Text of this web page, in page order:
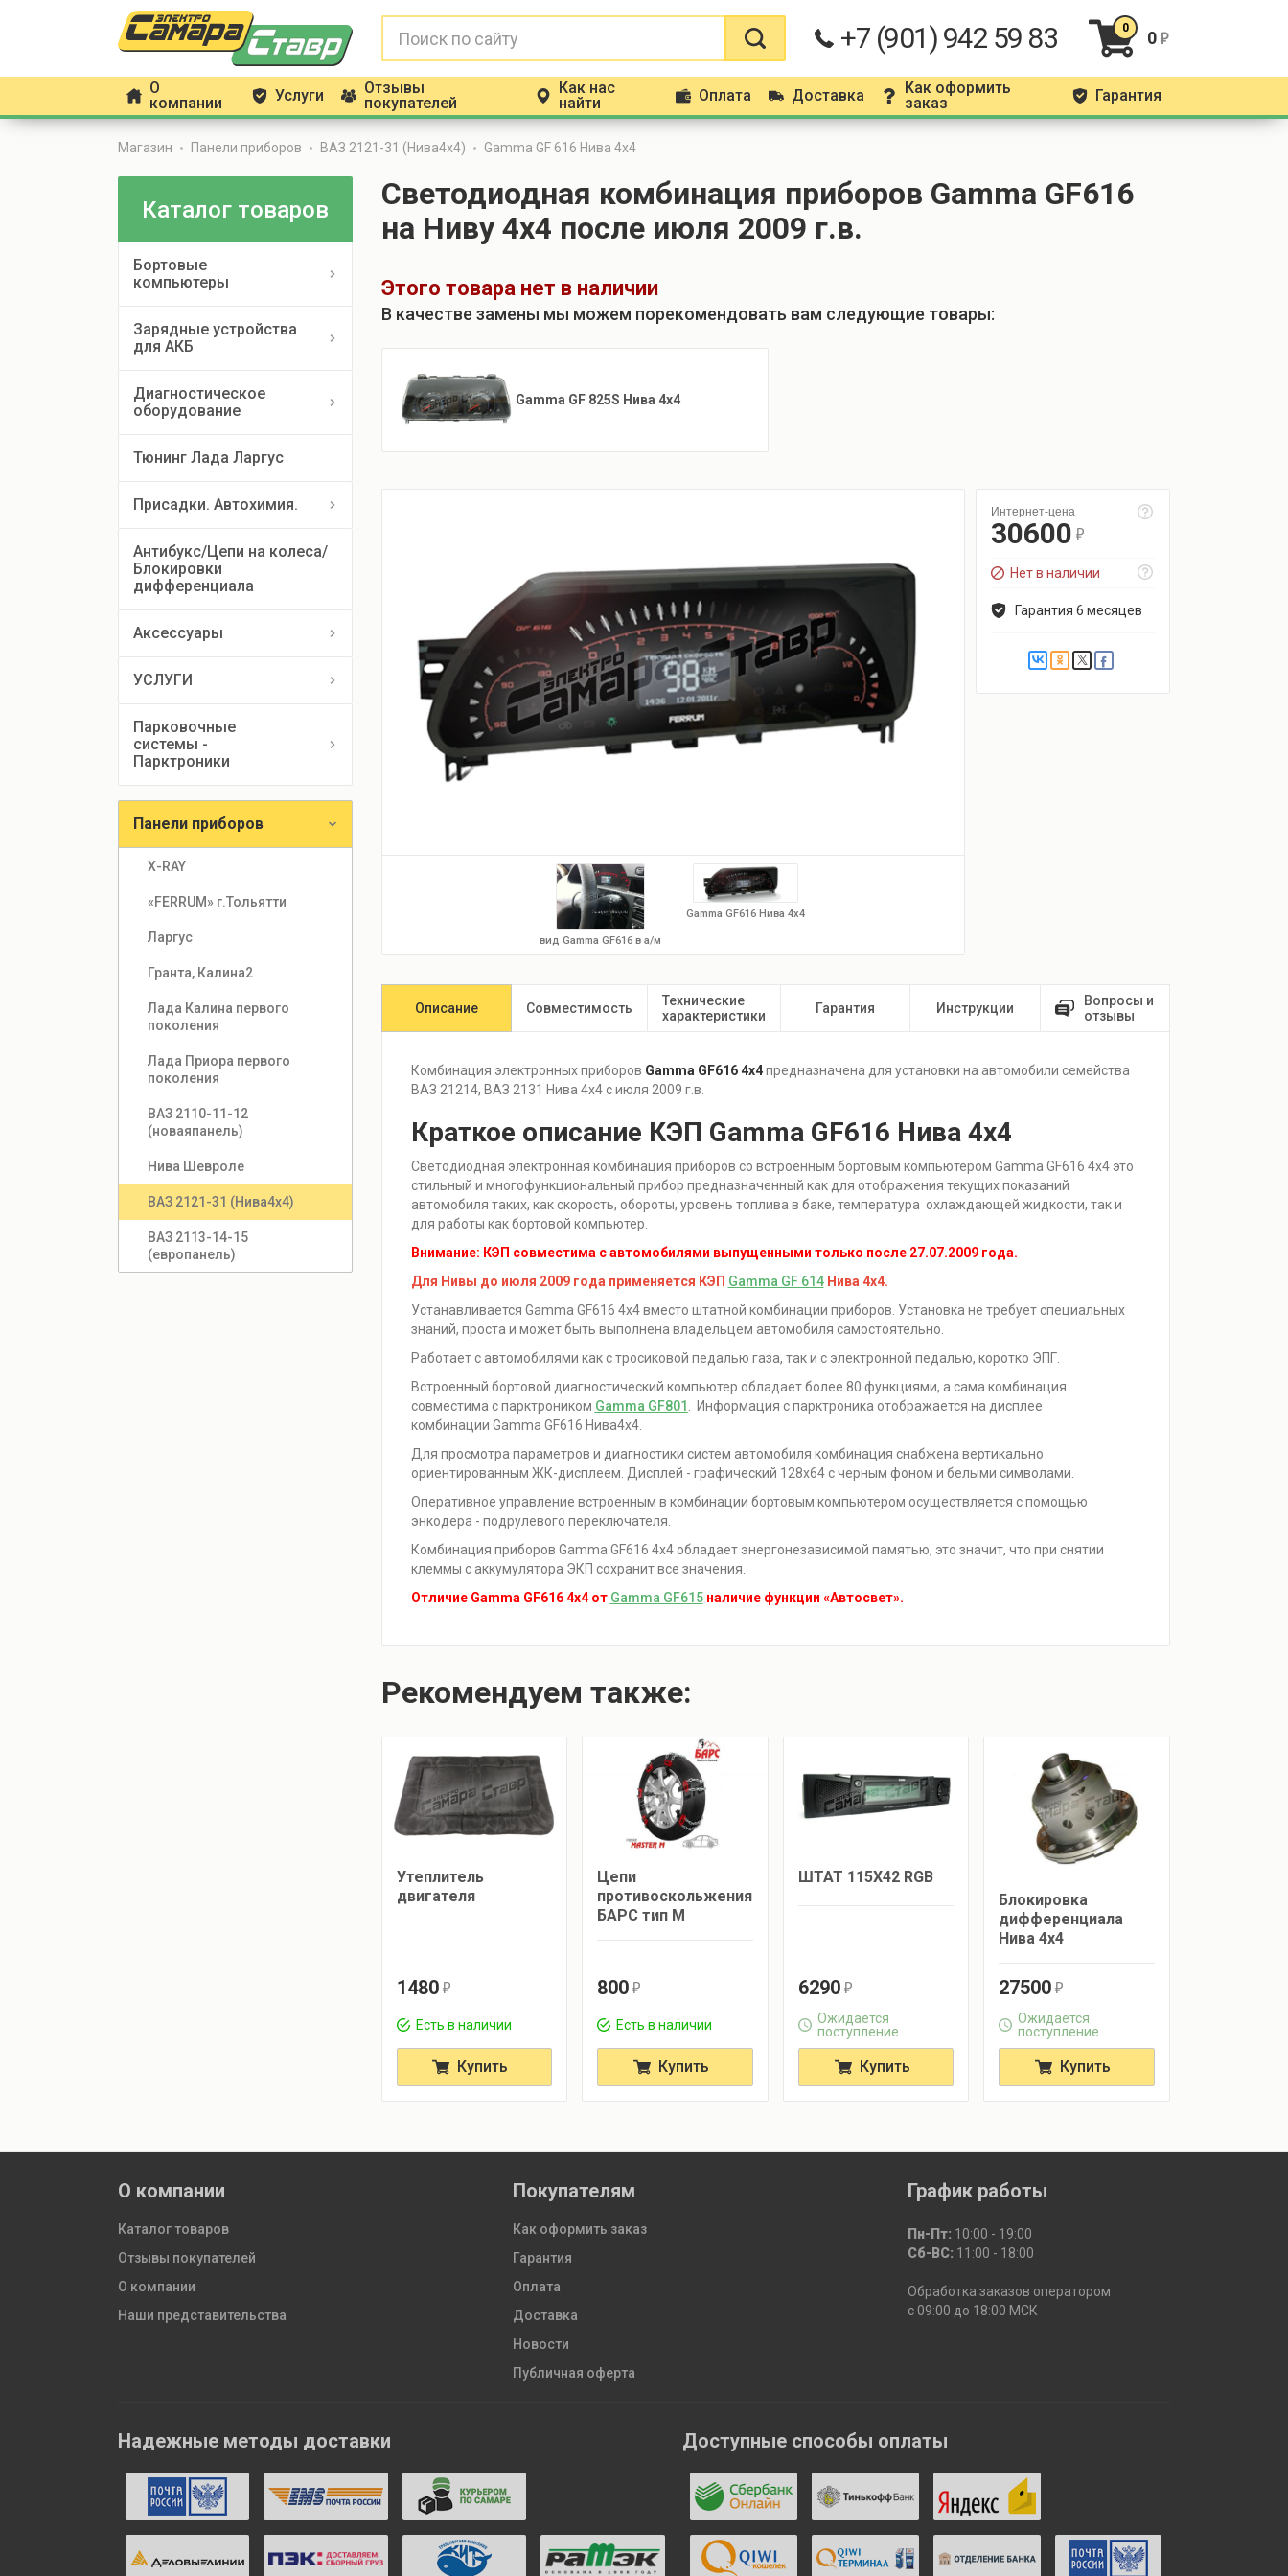
+7 (901) 942 59 83 0 0 r
h О
компании
g Услуги f Отзывы
покупателей
m
Как нас
найти
p Оплата d Доставка q
Как оформить
заказ
g Гарантия
Магазин Панели приборов ВАЗ 2121-31 (Нива4х4) Gamma GF 616 Нива 4x4
Каталог товаров
Бортовые
компьютеры
Зарядные устройства
для АКБ
Диагностическое
оборудование
Тюнинг Лада Ларгус
Присадки. Автохимия.
Антибукс/Цепи на колеса/
Блокировки
дифференциала
Аксессуары
УСЛУГИ
Парковочные
системы -
Парктроники
Панели приборов
Х-RAY
«FERRUM» г.Тольятти
Ларгус
Гранта, Калина2
Лада Калина первого
поколения
Лада Приора первого
поколения
ВАЗ 2110-11-12
(новаяпанель)
Нива Шевроле
ВАЗ 2121-31 (Нива4х4)
ВАЗ 2113-14-15
(европанель)
Светодиодная комбинация приборов Gamma GF616
на Ниву 4х4 после июля 2009 г.в.
Этого товара нет в наличии
В качестве замены мы можем порекомендовать вам следующие товары:
Gamma GF 825S Нива 4х4
вид Gamma GF616 в а/м
Gamma GF616 Нива 4x4
Интернет-цена
30600 r
Нет в наличии
Гарантия 6 месяцев
Описание Совместимость
Технические
характеристики
Гарантия Инструкции
Вопросы и
отзывы
Комбинация электронных приборов Gamma GF616 4х4предназначена для установки на автомобили семейства
ВАЗ 21214, ВАЗ 2131 Нива 4х4 с июля 2009 г.в.
Краткое описание КЭП Gamma GF616 Нива 4х4
Светодиодная электронная комбинация приборов со встроенным бортовым компьютером Gamma GF616 4х4 это
стильный и многофункциональный прибор предназначенный как для отображения текущих показаний
автомобиля таких, как скорость, обороты, уровень топлива в баке, температура охлаждающей жидкости, так и
для работы как бортовой компьютер.
Внимание: КЭП совместима с автомобилями выпущенными только после 27.07.2009 года.
Для Нивы до июля 2009 года применяется КЭП Gamma GF 614Нива 4х4.
Устанавливается Gamma GF616 4х4 вместо штатной комбинации приборов. Установка не требует специальных
знаний, проста и может быть выполнена владельцем автомобиля самостоятельно.
Работает с автомобилями как с тросиковой педалью газа, так и с электронной педалью, коротко ЭПГ.
Встроенный бортовой диагностический компьютер обладает более 80 функциями, а сама комбинация
совместима с парктроником Gamma GF801
. Информация с парктроника отображается на дисплее
комбинации Gamma GF616 Нива4х4.
Для просмотра параметров и диагностики систем автомобиля комбинация снабжена вертикально
ориентированным ЖК-дисплеем. Дисплей - графический 128x64 с черным фоном и белыми символами.
Оперативное управление встроенным в комбинации бортовым компьютером осуществляется с помощью
энкодера - подрулевого переключателя.
Комбинация приборов Gamma GF616 4х4 обладает энергонезависимой памятью, это значит, что при снятии
клеммы с аккумулятора ЭКП сохранит все значения.
Отличие Gamma GF616 4х4 от Gamma GF615наличие функции «Автосвет».
Рекомендуем также:
Утеплитель
двигателя
1480 r
Есть в наличии
Купить
Цепи
противоскольжения
БАРС тип М
800 r
Есть в наличии
Купить
ШТАТ 115Х42 RGB
6290 r
Ожидается
поступление
Купить
Блокировка
дифференциала
Нива 4х4
27500 r
Ожидается
поступление
Купить
О компании
Каталог товаров
Отзывы покупателей
О компании
Наши представительства
Покупателям
Как оформить заказ
Гарантия
Оплата
Доставка
Новости
Публичная оферта
График работы
Пн-Пт: 10:00 - 19:00
Сб-ВС: 11:00 - 18:00
Обработка заказов оператором
с 09:00 до 18:00 МСК
Надежные методы доставки Доступные способы оплаты